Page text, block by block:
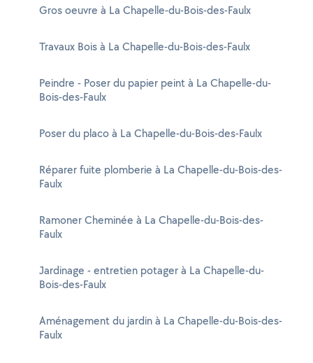
Gros oeuvre à La Chapelle-du-Bois-des-Faulx
Travaux Bois à La Chapelle-du-Bois-des-Faulx
Peindre - Poser du papier peint à La Chapelle-du-
Bois-des-Faulx
Poser du placo à La Chapelle-du-Bois-des-Faulx
Réparer fuite plomberie à La Chapelle-du-Bois-des-
Faulx
Ramoner Cheminée à La Chapelle-du-Bois-des-
Faulx
Jardinage - entretien potager à La Chapelle-du-
Bois-des-Faulx
Aménagement du jardin à La Chapelle-du-Bois-des-
Faulx